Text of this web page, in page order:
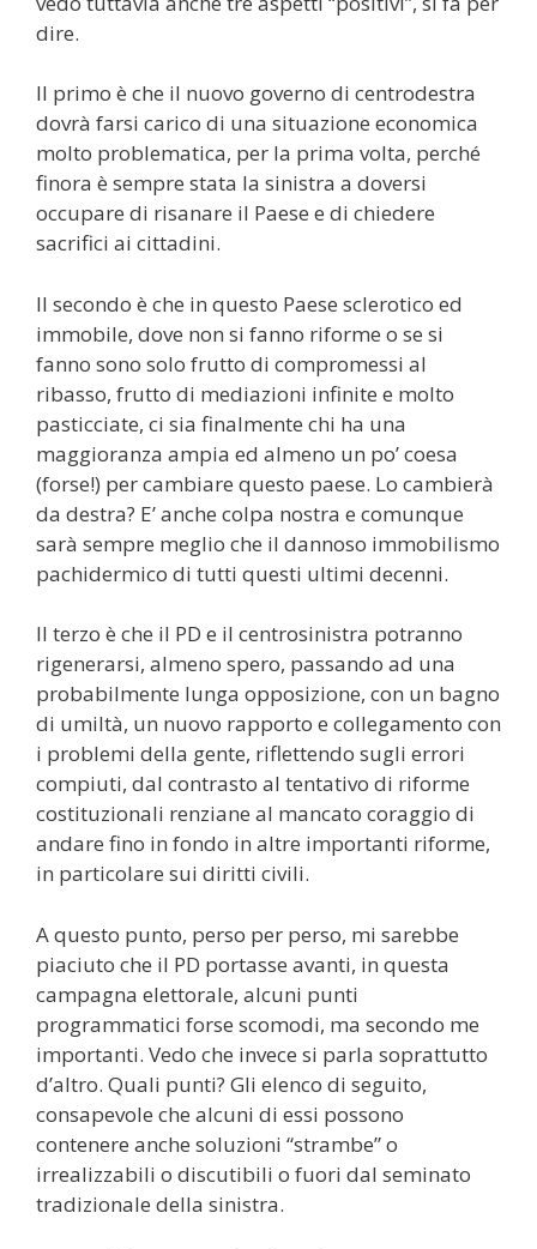
dire.
Il primo è che il nuovo governo di centrodestra
dovrà farsi carico di una situazione economica
molto problematica, per la prima volta, perché
finora è sempre stata la sinistra a doversi
occupare di risanare il Paese e di chiedere
sacrifici ai cittadini.
Il secondo è che in questo Paese sclerotico ed
immobile, dove non si fanno riforme o se si
fanno sono solo frutto di compromessi al
ribasso, frutto di mediazioni infinite e molto
pasticciate, ci sia finalmente chi ha una
maggioranza ampia ed almeno un po’ coesa
(forse!) per cambiare questo paese. Lo cambierà
da destra? E’ anche colpa nostra e comunque
sarà sempre meglio che il dannoso immobilismo
pachidermico di tutti questi ultimi decenni.
Il terzo è che il PD e il centrosinistra potranno
rigenerarsi, almeno spero, passando ad una
probabilmente lunga opposizione, con un bagno
di umiltà, un nuovo rapporto e collegamento con
i problemi della gente, riflettendo sugli errori
compiuti, dal contrasto al tentativo di riforme
costituzionali renziane al mancato coraggio di
andare fino in fondo in altre importanti riforme,
in particolare sui diritti civili.
A questo punto, perso per perso, mi sarebbe
piaciuto che il PD portasse avanti, in questa
campagna elettorale, alcuni punti
programmatici forse scomodi, ma secondo me
importanti. Vedo che invece si parla soprattutto
d’altro. Quali punti? Gli elenco di seguito,
consapevole che alcuni di essi possono
contenere anche soluzioni “strambe” o
irrealizzabili o discutibili o fuori dal seminato
tradizionale della sinistra.